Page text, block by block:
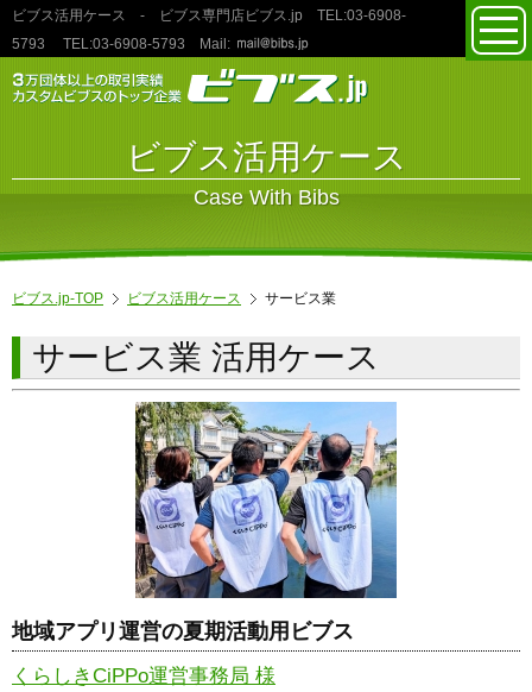
ビブス活用ケース - ビブス専門店ビブス.jp TEL:03‐6908‐
5793
TEL:03‐6908‐5793 Mail:
ビブス活用ケース
Case With Bibs
ビブス.jp-TOP ビブス活用ケース サービス業
サービス業 活用ケース
地域アプリ運営の夏期活動用ビブス
くらしきCiPPo運営事務局 様